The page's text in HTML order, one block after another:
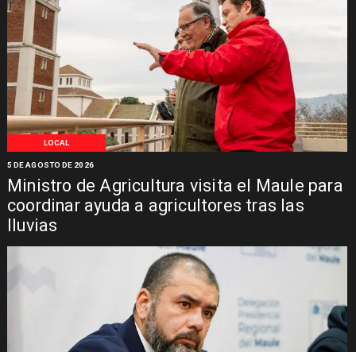
LOCAL
Ministro de Agricultura visita el Maule para
coordinar ayuda a agricultores tras las
lluvias
5 DE AGOSTO DE 2026